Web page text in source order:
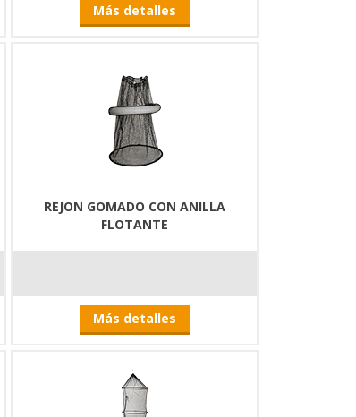
Más detalles
REJON GOMADO CON ANILLA
FLOTANTE
Más detalles